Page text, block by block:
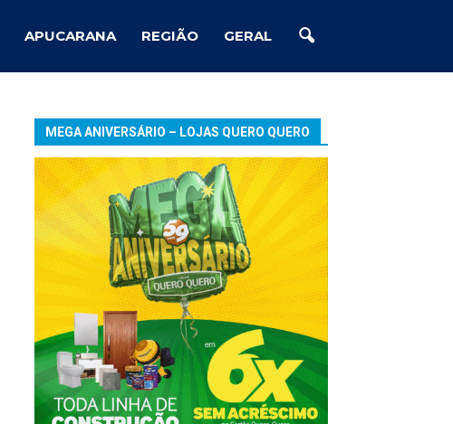
APUCARANA REGIÃO GERAL
MEGA ANIVERSÁRIO – LOJAS QUERO QUERO